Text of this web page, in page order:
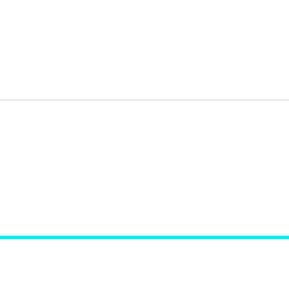
y Crecimiento Personal